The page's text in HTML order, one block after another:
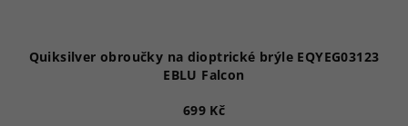
Quiksilver obroučky na dioptrické brýle EQYEG03123
EBLU Falcon
699 Kč